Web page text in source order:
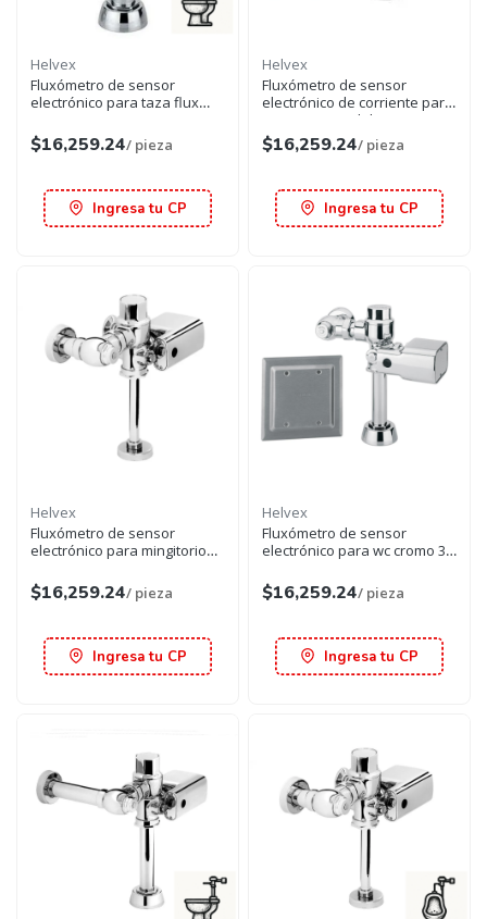
Helvex
Fluxómetro de sensor
electrónico para taza flux
$16,259.24/ pieza
Ingresa tu CP
Helvex
Fluxómetro de sensor
electrónico de corriente para
wc cromo spud de 38 mm
$16,259.24/ pieza
Ingresa tu CP
Helvex
Fluxómetro de sensor
electrónico para mingitorio
$16,259.24/ pieza
Ingresa tu CP
Helvex
Fluxómetro de sensor
electrónico para wc cromo 32
$16,259.24/ pieza
Ingresa tu CP